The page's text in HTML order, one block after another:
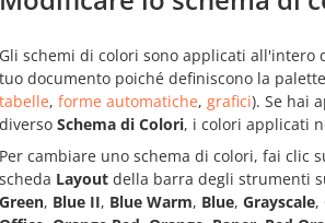
Gli schemi di colori sono applicati all'intero
tuo documento poiché definiscono la
tabelle, forme automatiche, grafici). Se hai
diverso Schema di Colori, i colori applicati
Per cambiare uno schema di colori, fai clic
scheda Layout della barra degli strumenti
Green, Blue II, Blue Warm, Blue, Grayscale,